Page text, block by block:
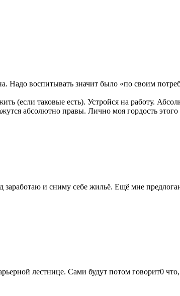
Надо воспитывать значит было «по своим
(если таковые есть). Устройся на работу.
абсолютно правы. Лично моя гордость
и сниму себе жильё. Ещё мне
лестнице. Сами будут потом говорит0